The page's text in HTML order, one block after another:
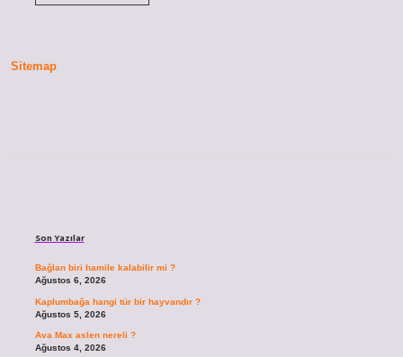
Sitemap
Son Yazılar
Bağlan biri hamile kalabilir mi ?
Ağustos 6, 2026
Kaplumbağa hangi tür bir hayvandır ?
Ağustos 5, 2026
Ava Max aslen nereli ?
Ağustos 4, 2026